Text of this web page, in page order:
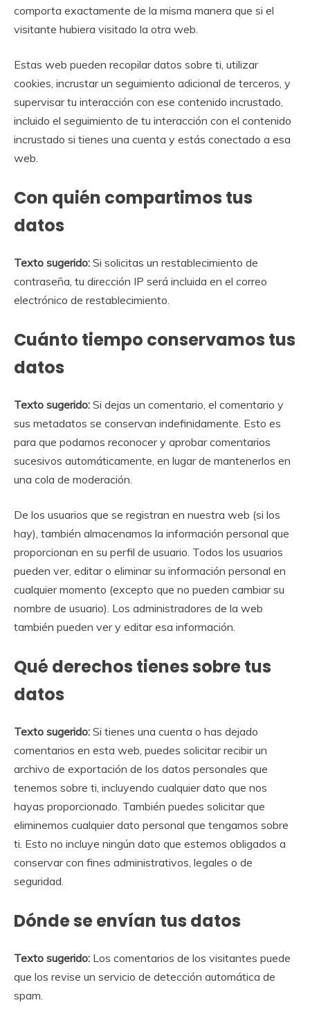
comporta exactamente de la misma manera que si el
visitante hubiera visitado la otra web.
Estas web pueden recopilar datos sobre ti, utilizar
cookies, incrustar un seguimiento adicional de terceros, y
supervisar tu interacción con ese contenido incrustado,
incluido el seguimiento de tu interacción con el contenido
incrustado si tienes una cuenta y estás conectado a esa
web.
Con quién compartimos tus
datos
Texto sugerido: Si solicitas un restablecimiento de
contraseña, tu dirección IP será incluida en el correo
electrónico de restablecimiento.
Cuánto tiempo conservamos tus
datos
Texto sugerido: Si dejas un comentario, el comentario y
sus metadatos se conservan indefinidamente. Esto es
para que podamos reconocer y aprobar comentarios
sucesivos automáticamente, en lugar de mantenerlos en
una cola de moderación.
De los usuarios que se registran en nuestra web (si los
hay), también almacenamos la información personal que
proporcionan en su perfil de usuario. Todos los usuarios
pueden ver, editar o eliminar su información personal en
cualquier momento (excepto que no pueden cambiar su
nombre de usuario). Los administradores de la web
también pueden ver y editar esa información.
Qué derechos tienes sobre tus
datos
Texto sugerido: Si tienes una cuenta o has dejado
comentarios en esta web, puedes solicitar recibir un
archivo de exportación de los datos personales que
tenemos sobre ti, incluyendo cualquier dato que nos
hayas proporcionado. También puedes solicitar que
eliminemos cualquier dato personal que tengamos sobre
ti. Esto no incluye ningún dato que estemos obligados a
conservar con fines administrativos, legales o de
seguridad.
Dónde se envían tus datos
Texto sugerido: Los comentarios de los visitantes puede
que los revise un servicio de detección automática de
spam.